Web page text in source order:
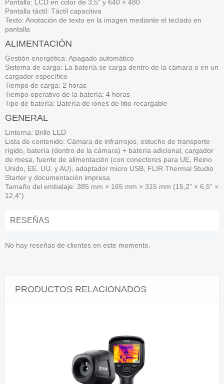
Pantalla: LCD en color de 3,5" y 640 × 480
Pantalla táctil: Táctil capacitiva
Texto: Anotación de texto en la imagen mediante el teclado en
pantalla
ALIMENTACIÓN
Gestión energética: Apagado automático
Sistema de carga: La batería se carga dentro de la cámara o en un
cargador específico
Tiempo de carga: 2 horas
Tiempo operativo de la batería: 4 horas
Tipo de batería: Batería de iones de litio recargable
GENERAL
Linterna: Brillo LED
Lista de contenido: Cámara de infrarrojos, estuche de transporte
rígido, batería (dentro de la cámara) + batería adicional, cargador
de mesa, fuente de alimentación (con conectores para UE, Reino
Unido, EE. UU. y AU), adaptador micro USB, FLIR Thermal Studio
Starter y documentación impresa
Tamaño del embalaje: 385 mm × 165 mm × 315 mm (15,2" × 6,5" ×
12,4")
RESEÑAS
No hay reseñas de clientes en este momento.
PRODUCTOS RELACIONADOS